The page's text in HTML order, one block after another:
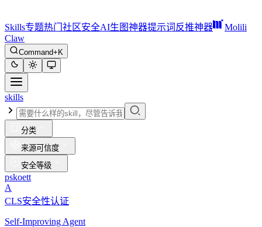
Skills专题热门 社区安全AI生图神器提示词反推神器
Molili
Claw
Command+K
skills
分类
来源可信度
安全等级
pskoett
A
CLS安全性认证
Self-Improving Agent